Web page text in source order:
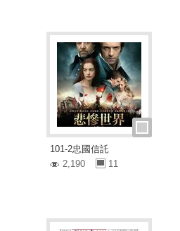
101-2忠國信託
2,190
11